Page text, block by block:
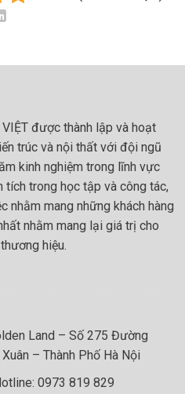
được thành lập và hoạt
trúc và nội thất với đội ngũ
kinh nghiệm trong lĩnh vực
tích trong học tập và công tác,
nhằm mang những khách hàng
nhằm mang lại giá trị cho
hiệu.
Land – Số 275 Đường
– Thành Phố Hà Nội
0973 819 829